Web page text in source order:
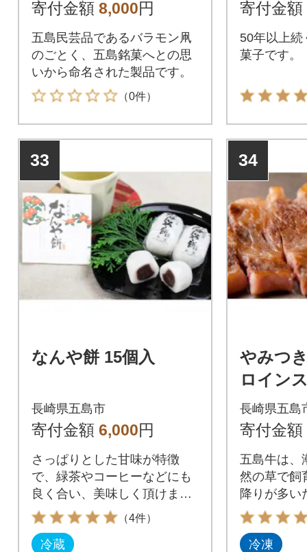
寄付金額 8,000円
五島民芸品であるバラモン凧
のごとく、五島銘菓へとの思
いから命名された製品です。
（0件）
寄付金額
50年以上続
菓子です。
33
なんや餅 15個入
長崎県五島市
寄付金額 6,000円
さっぱりとした甘味が特徴
で、緑茶やコーヒーなどにも
良く合い、美味しく頂けま
す。
（4件）
冷蔵
34
やみつ
ロイン
り
長崎県五島
寄付金額
五島牛は、
然の草で飼
降りが多い
いと評判の
冷凍